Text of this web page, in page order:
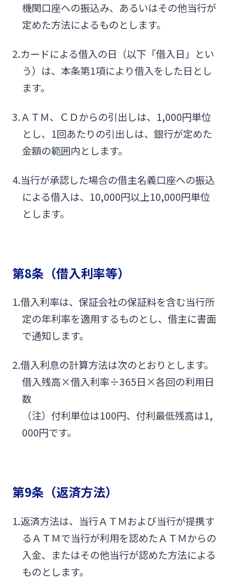
機関口座への振込み、あるいはその他当行が
定めた方法によるものとします。
2.カードによる借入の日（以下「借入日」とい
う）は、本条第1項により借入をした日とし
ます。
3.ＡＴＭ、ＣＤからの引出しは、1,000円単位
とし、1回あたりの引出しは、銀行が定めた
金額の範囲内とします。
4.当行が承認した場合の借主名義口座への振込
による借入は、10,000円以上10,000円単位
とします。
第8条（借入利率等）
1.借入利率は、保証会社の保証料を含む当行所
定の年利率を適用するものとし、借主に書面
で通知します。
2.借入利息の計算方法は次のとおりとします。
借入残高×借入利率÷365日×各回の利用日
数
（注）付利単位は100円、付利最低残高は1,
000円です。
第9条（返済方法）
1.返済方法は、当行ＡＴＭおよび当行が提携す
るＡＴＭで当行が利用を認めたＡＴＭからの
入金、またはその他当行が認めた方法による
ものとします。